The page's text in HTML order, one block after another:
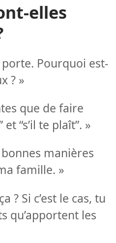
elles
porte. Pourquoi est-
? »
que de faire
“s’il te plaît”. »
bonnes manières
famille. »
? Si c’est le cas, tu
qu’apportent les